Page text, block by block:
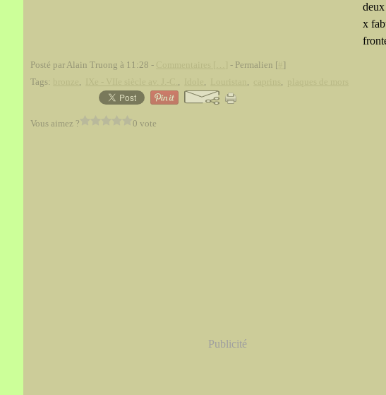
x
Posté par Alain Truong à 11:28 - - Permalien [ ]
Tags:
, , , , ,
Vous aimez ? 0 vote
Publicité